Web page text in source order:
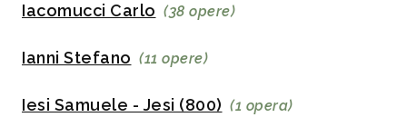
Iacomucci Carlo (38 opere)
Ianni Stefano (11 opere)
Iesi Samuele - Jesi (800) (1 opera)